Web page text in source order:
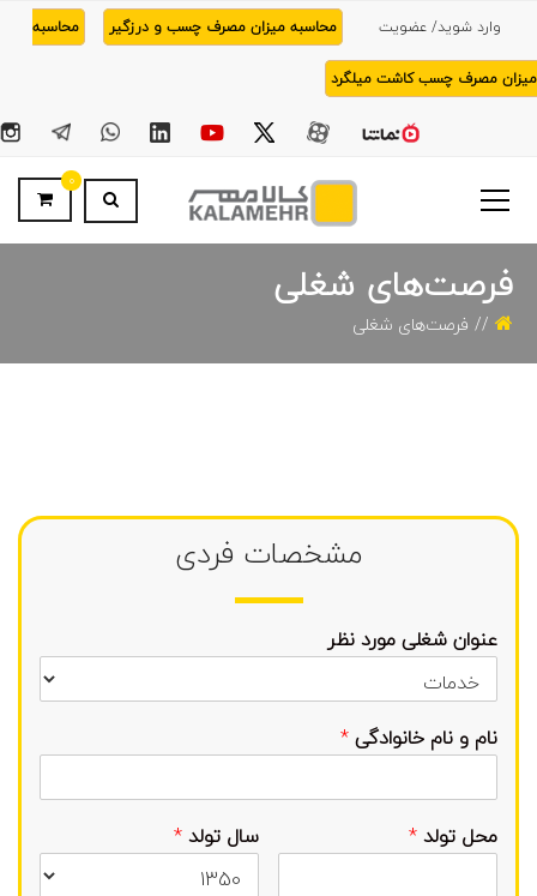
وارد شوید/ عضویت محاسبه میزان مصرف چسب و درزگیر محاسبه
میزان مصرف چسب کاشت میلگرد
0
فرصت‌های شغلی
فرصت‌های شغلی
مشخصات فردی
عنوان شغلی مورد نظر
نام و نام خانوادگی*
سال تولد* محل تولد*